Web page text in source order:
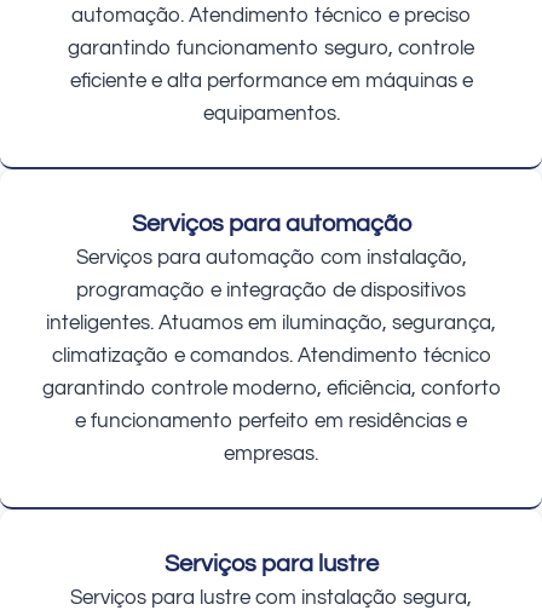
automação. Atendimento técnico e preciso
garantindo funcionamento seguro, controle
eficiente e alta performance em máquinas e
equipamentos.
Serviços para automação
Serviços para automação com instalação,
programação e integração de dispositivos
inteligentes. Atuamos em iluminação, segurança,
climatização e comandos. Atendimento técnico
garantindo controle moderno, eficiência, conforto
e funcionamento perfeito em residências e
empresas.
Serviços para lustre
Serviços para lustre com instalação segura,